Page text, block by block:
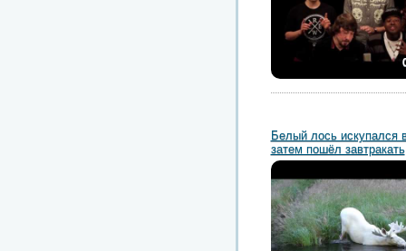
Белый лось искупался
затем пошёл завтракать